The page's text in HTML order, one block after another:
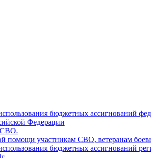
бюджетных ассигнований
Федерации
СВО.
помощи участникам СВО, ветеранам
бюджетных ассигнований